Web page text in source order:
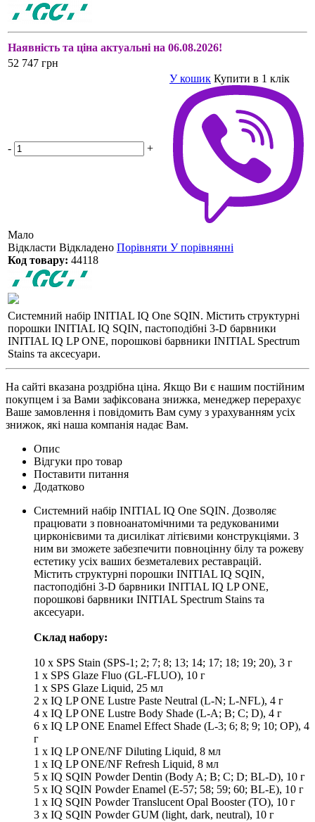
Наявність та ціна актуальні на 06.08.2026!
52 747 грн
- +
У кошик Купити в 1 клік
Мало
Відкласти Відкладено Порівняти У порівнянні
Код товару: 44118
Системний набір INITIAL IQ One SQIN. Містить структурні
порошки INITIAL IQ SQIN, пастоподібні 3-D барвники
INITIAL IQ LP ONE, порошкові барвники INITIAL Spectrum
Stains та аксесуари.
На сайті вказана роздрібна ціна. Якщо Ви є нашим постійним
покупцем і за Вами зафіксована знижка, менеджер перерахує
Ваше замовлення і повідомить Вам суму з урахуванням усіх
знижок, які наша компанія надає Вам.
Опис
Відгуки про товар
Поставити питання
Додатково
Системний набір INITIAL IQ One SQIN. Дозволяє
працювати з повноанатомічними та редукованими
цирконієвими та дисилікат літієвими конструкціями. З
ним ви зможете забезпечити повноцінну білу та рожеву
естетику усіх ваших безметалевих реставрацій.
Містить структурні порошки INITIAL IQ SQIN,
пастоподібні 3-D барвники INITIAL IQ LP ONE,
порошкові барвники INITIAL Spectrum Stains та
аксесуари.
Склад набору:
10 x SPS Stain (SPS-1; 2; 7; 8; 13; 14; 17; 18; 19; 20), 3 г
1 x SPS Glaze Fluo (GL-FLUO), 10 г
1 x SPS Glaze Liquid, 25 мл
2 x IQ LP ONE Lustre Paste Neutral (L-N; L-NFL), 4 г
4 x IQ LP ONE Lustre Body Shade (L-A; B; C; D), 4 г
6 x IQ LP ONE Enamel Effect Shade (L-3; 6; 8; 9; 10; OP), 4
г
1 x IQ LP ONE/NF Diluting Liquid, 8 мл
1 x IQ LP ONE/NF Refresh Liquid, 8 мл
5 x IQ SQIN Powder Dentin (Body A; B; C; D; BL-D), 10 г
5 x IQ SQIN Powder Enamel (E-57; 58; 59; 60; BL-E), 10 г
1 x IQ SQIN Powder Translucent Opal Booster (TO), 10 г
3 x IQ SQIN Powder GUM (light, dark, neutral), 10 г